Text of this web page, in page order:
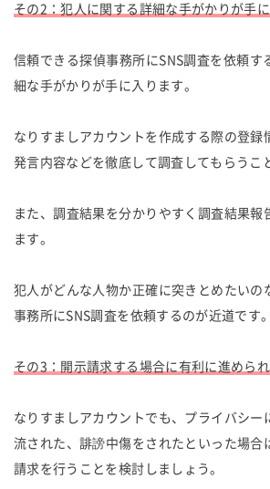
その2：犯人に関する詳細な手がかりが手
信頼できる探偵事務所にSNS調査を依頼す
細な手がかりが手に入ります。
なりすましアカウントを作成する際の登録
発言内容などを徹底して調査してもらうこ
また、調査結果を分かりやすく調査結果報
ます。
犯人がどんな人物か正確に突きとめたいの
事務所にSNS調査を依頼するのが近道です。
その3：開示請求する場合に有利に進めら
なりすましアカウントでも、プライバシー
流された、誹謗中傷をされたといった場合
請求を行うことを検討しましょう。